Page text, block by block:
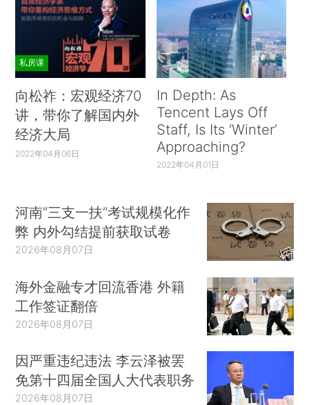
私房课
向松祚：宏观经济70
讲，带你了解国内外
经济大局
2022年04月06日
In Depth: As
Tencent Lays Off
Staff, Is Its ‘Winter’
Approaching?
2022年04月01日
河南“三支一扶”考试规模化作
弊 内外勾结提前获取试卷
2026年08月07日
海外金融专才回流香港 外籍
工作签证翻倍
2026年08月07日
因严重违纪违法 李云泽被罢
免第十四届全国人大代表职务
2026年08月07日